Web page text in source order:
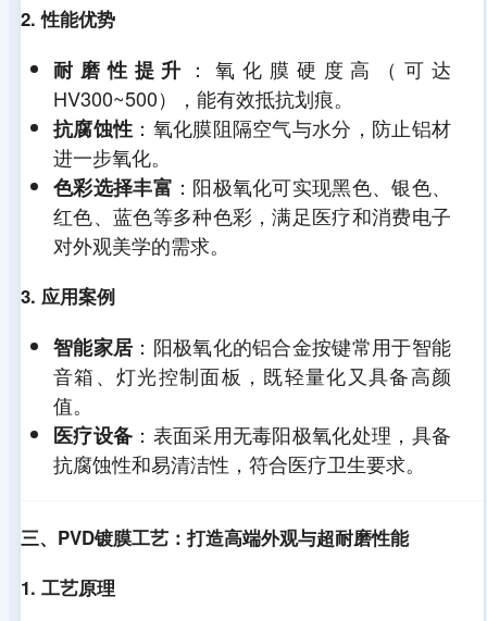
2. 性能优势
耐磨性提升 ：氧化膜硬度高（可达
HV300~500），能有效抵抗划痕。
抗腐蚀性 ：氧化膜阻隔空气与水分，防止铝材
进一步氧化。
色彩选择丰富 ：阳极氧化可实现黑色、银色、
红色、蓝色等多种色彩，满足医疗和消费电子
对外观美学的需求。
3. 应用案例
智能家居 ：阳极氧化的铝合金按键常用于智能
音箱、灯光控制面板，既轻量化又具备高颜
值。
医疗设备 ：表面采用无毒阳极氧化处理，具备
抗腐蚀性和易清洁性，符合医疗卫生要求。
三、PVD镀膜工艺：打造高端外观与超耐磨性能
1. 工艺原理